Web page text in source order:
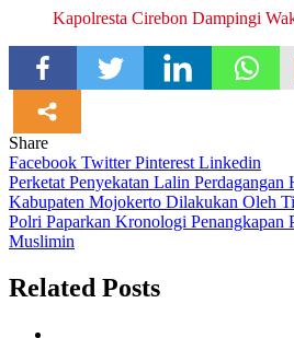
Kapolresta Cirebon Dampingi
Share
Facebook TwitterPinterest Linkedin
Navigasi
pos
Perketat Penyekatan Lalin Perdagangan
Kabupaten Mojokerto Dilakukan Oleh
Polri Paparkan Kronologi Penangkapan
Muslimin
Related Posts